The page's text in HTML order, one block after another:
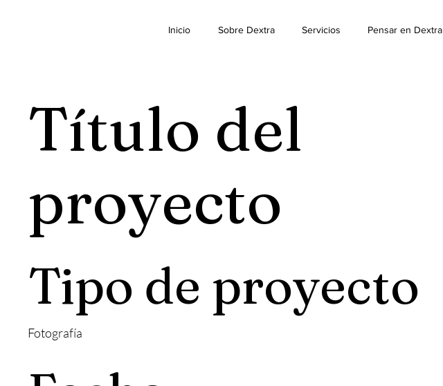
Inicio Sobre Dextra Servicios Pensar en Dextra
Título del
proyecto
Tipo de proyecto
Fotografía